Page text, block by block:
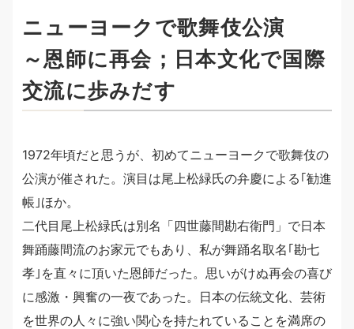
ニューヨークで歌舞伎公演
～恩師に再会；日本文化で国際
交流に歩みだす
1972年頃だと思うが、初めてニューヨークで歌舞伎の
公演が催された。演目は尾上松緑氏の弁慶による｢勧進
帳｣ほか。
二代目尾上松緑氏は別名「四世藤間勘右衛門」で日本
舞踊藤間流のお家元でもあり、私が舞踊名取名｢勘七
孝｣を直々に頂いた恩師だった。思いがけぬ再会の喜び
に感激・興奮の一夜であった。日本の伝統文化、芸術
を世界の人々に強い関心を持たれていることを満席の